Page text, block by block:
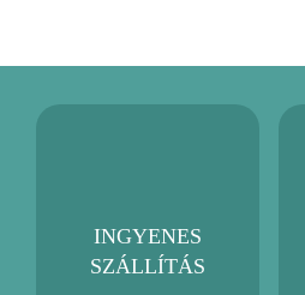
INGYENES
SZÁLLÍTÁS